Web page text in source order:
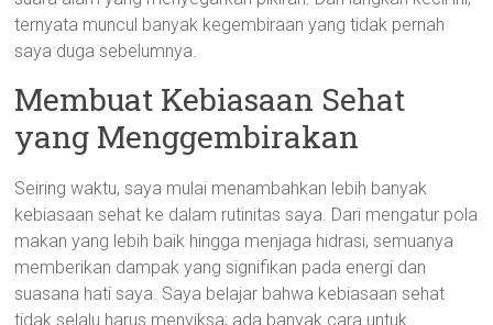
ternyata muncul banyak kegembiraan yang tidak pernah
saya duga sebelumnya.
Membuat Kebiasaan Sehat
yang Menggembirakan
Seiring waktu, saya mulai menambahkan lebih banyak
kebiasaan sehat ke dalam rutinitas saya. Dari mengatur pola
makan yang lebih baik hingga menjaga hidrasi, semuanya
memberikan dampak yang signifikan pada energi dan
suasana hati saya. Saya belajar bahwa kebiasaan sehat
tidak selalu harus menyiksa; ada banyak cara untuk